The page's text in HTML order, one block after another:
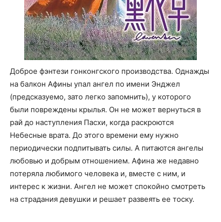
Доброе фэнтези гонконгского производства. Однажды
на балкон Афины упал ангел по имени Энджел
(предсказуемо, зато легко запомнить), у которого
были повреждены крылья. Он не может вернуться в
рай до наступления Пасхи, когда раскроются
Небесные врата. До этого времени ему нужно
периодически подпитывать силы. А питаются ангелы
любовью и добрым отношением. Афина же недавно
потеряла любимого человека и, вместе с ним, и
интерес к жизни. Ангел не может спокойно смотреть
на страдания девушки и решает развеять ее тоску.